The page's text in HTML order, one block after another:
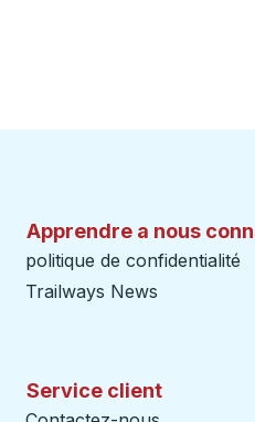
Apprendre a nous
politique de confidentialité
Trailways News
Service client